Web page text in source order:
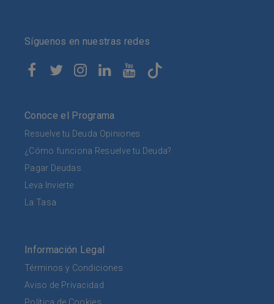
Síguenos en nuestras redes
Conoce el Programa
Resuelve tu Deuda Opiniones
¿Cómo funciona Resuelve tu Deuda?
Pagar Deudas
Leva Invierte
La Tasa
Información Legal
Términos y Condiciones
Aviso de Privacidad
Política de Cookies